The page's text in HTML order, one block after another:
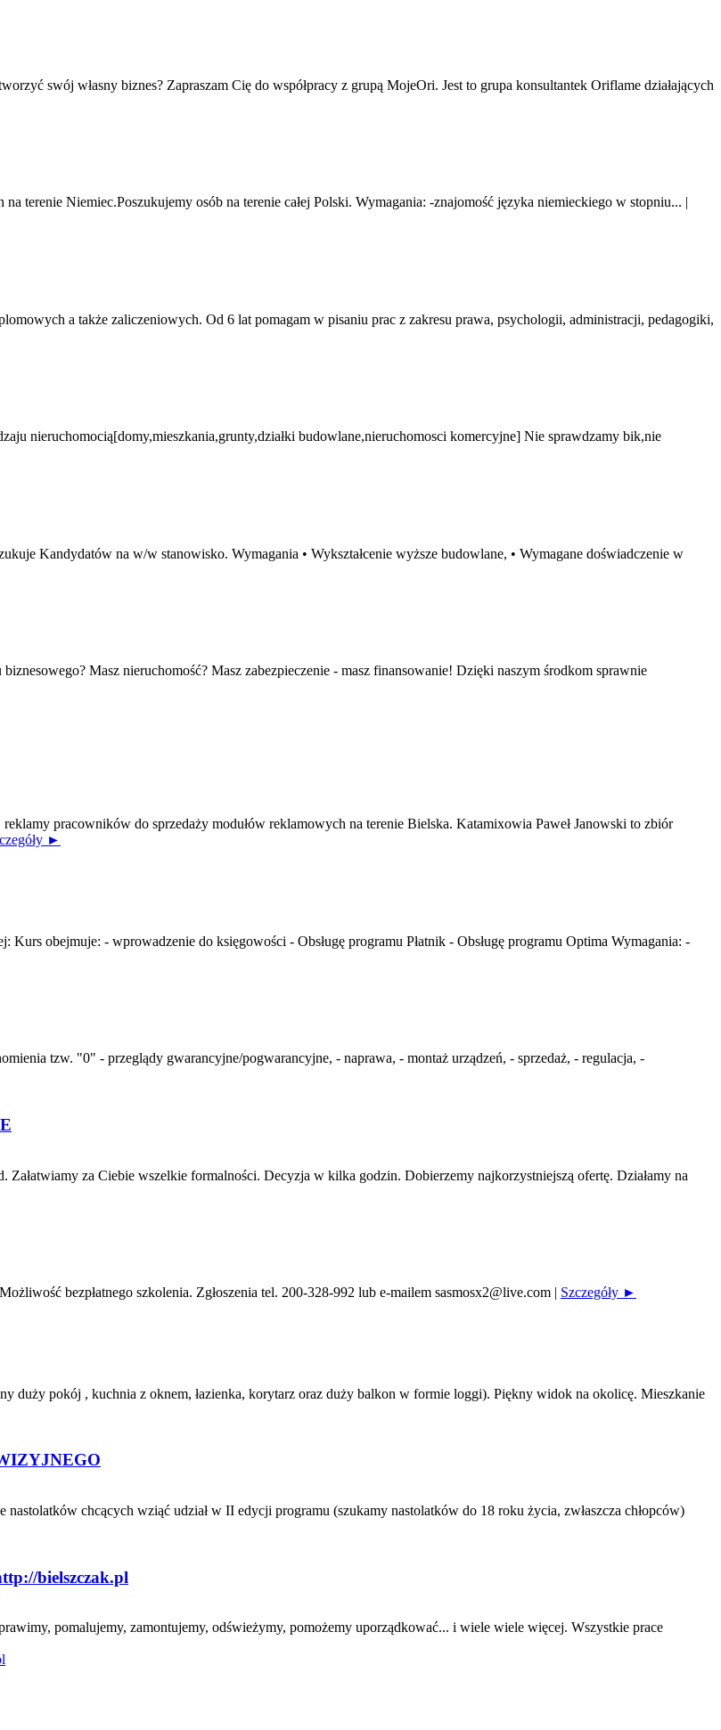
swój własny biznes? Zapraszam Cię do współpracy z grupą MojeOri. Jest to grupa konsultantek Oriflame działających
terenie Niemiec.Poszukujemy osób na terenie całej Polski. Wymagania: -znajomość języka niemieckiego w stopniu... |
a także zaliczeniowych. Od 6 lat pomagam w pisaniu prac z zakresu prawa, psychologii, administracji, pedagogiki,
nieruchomocią[domy,mieszkania,grunty,działki budowlane,nieruchomosci komercyjne] Nie sprawdzamy bik,nie
Kandydatów na w/w stanowisko. Wymagania • Wykształcenie wyższe budowlane, • Wymagane doświadczenie w
Masz nieruchomość? Masz zabezpieczenie - masz finansowanie! Dzięki naszym środkom sprawnie
pracowników do sprzedaży modułów reklamowych na terenie Bielska. Katamixowia Paweł Janowski to zbiór
►
obejmuje: - wprowadzenie do księgowości - Obsługę programu Płatnik - Obsługę programu Optima Wymagania: -
tzw. "0" - przeglądy gwarancyjne/pogwarancyjne, - naprawa, - montaż urządzeń, - sprzedaż, - regulacja, -
za Ciebie wszelkie formalności. Decyzja w kilka godzin. Dobierzemy najkorzystniejszą ofertę. Działamy na
bezpłatnego szkolenia. Zgłoszenia tel. 200-328-992 lub e-mailem sasmosx2@live.com | Szczegóły ►
duży pokój , kuchnia z oknem, łazienka, korytarz oraz duży balkon w formie loggi). Piękny widok na okolicę. Mieszkanie
chcących wziąć udział w II edycji programu (szukamy nastolatków do 18 roku życia, zwłaszcza chłopców)
bielszczak.pl
pomalujemy, zamontujemy, odświeżymy, pomożemy uporządkować... i wiele wiele więcej. Wszystkie prace